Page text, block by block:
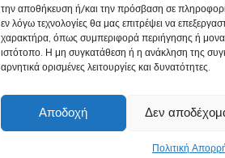
την αποθήκευση ή/και την πρόσβαση σε
εν λόγω τεχνολογίες θα μας επιτρέψει να
χαρακτήρα, όπως συμπεριφορά περιήγησης ή
ιστότοπο. Η μη συγκατάθεση ή η ανάκληση της
αρνητικά ορισμένες λειτουργίες και δυνατότητες.
Αποδοχή Δεν
Πολιτική